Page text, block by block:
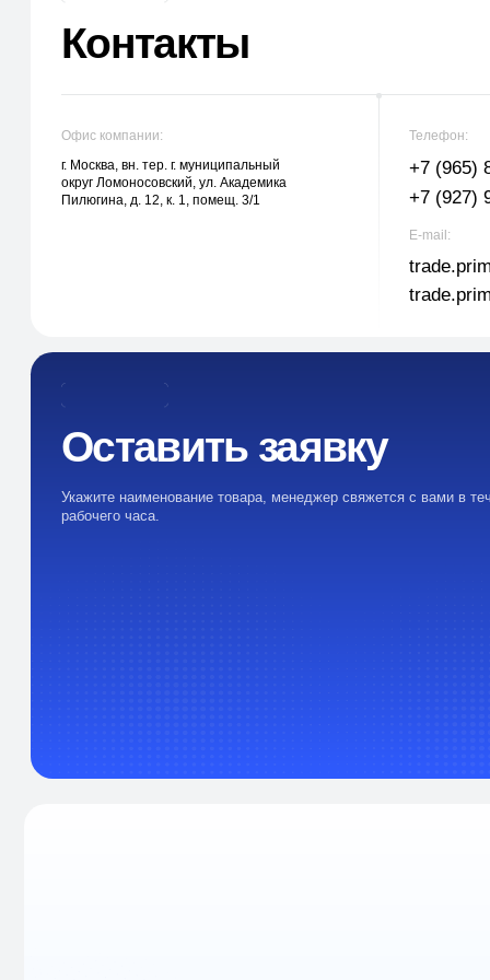
Укажите наименование товара, менеджер свяжется с вами в течении 1